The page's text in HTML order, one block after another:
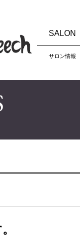
SALON
サロン情報